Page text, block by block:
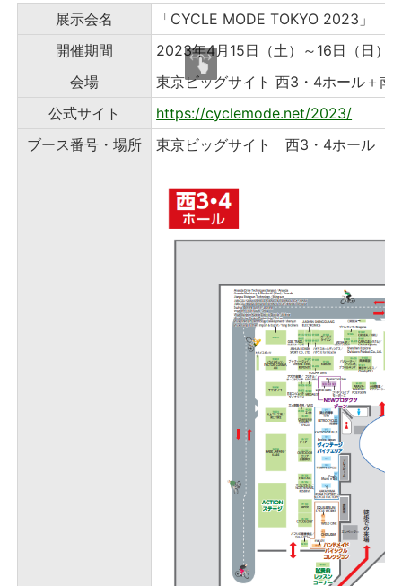
採用情報
English
展示会名
「CYCLE MODE TOKYO 2023」
開催期間
2023年4⽉15日（土）～16日（日
会場
東京ビッグサイト 西3・4ホール＋南
公式サイト
https://cyclemode.net/2023/
ブース番号・場所
東京ビッグサイト 西3・4ホール